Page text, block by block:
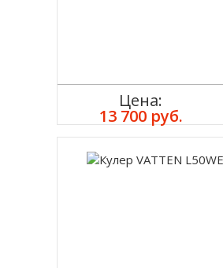
Цена:
13 700 руб.